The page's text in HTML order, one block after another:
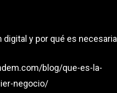
digital y por qué es necesaria
blog/que-es-la-
negocio/